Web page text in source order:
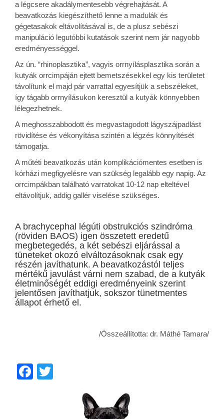
a légcsere akadálymentesebb végrehajtását. A
beavatkozás kiegészíthető lenne a madulák és
gégetasakok eltávolításával is, de a plusz sebészi
manipuláció legutóbbi kutatások szerint nem jár nagyobb
eredményességgel.
Az ún. “rhinoplasztika”, vagyis orrnyílásplasztika során a
kutyák orrcimpáján ejtett bemetszésekkel egy kis területet
távolítunk el majd pár varrattal egyesítjük a sebszéleket,
így tágabb orrnyílásukon keresztül a kutyák könnyebben
lélegezhetnek.
A meghosszabbodott és megvastagodott lágyszájpadlást
rövidítése és vékonyítása szintén a légzés könnyítését
támogatja.
A műtéti beavatkozás után komplikációmentes esetben is
kórházi megfigyelésre van szükség legalább egy napig. Az
orrcimpákban található varratokat 10-12 nap elteltével
eltávolítjuk, addig gallér viselése szükséges.
A brachycephal légúti obstrukciós szindróma
(röviden BAOS) igen összetett eredetű
megbetegedés, a két sebészi eljárással a
tüneteket okozó elváltozásoknak csak egy
részén javíthatunk. A beavatkozástól teljes
mértékű javulást várni nem szabad, de a kutyák
életminőségét eddigi eredményeink szerint
jelentősen javíthatjuk, sokszor tünetmentes
állapot érhető el.
/Összeállította: dr. Máthé Tamara/
Facebook